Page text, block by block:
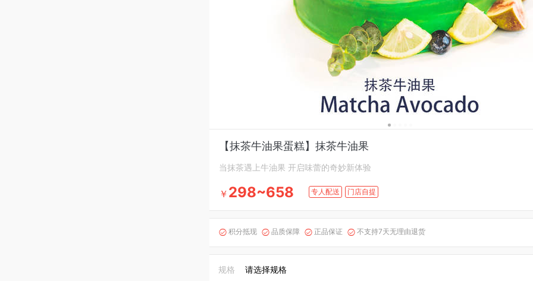
【抹茶牛油果蛋糕】抹茶牛油果
当抹茶遇上牛油果 开启味蕾的奇妙新体验
￥ 298~658 专人配送 门店自提
 积分抵现  品质保障  正品保证  不支持7天无理由退货
规格 请选择规格